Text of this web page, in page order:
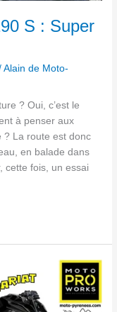
S : Super
Alain de Moto-
? Oui, c’est le
à penser aux
? La route est donc
en balade dans
cette fois, un essai